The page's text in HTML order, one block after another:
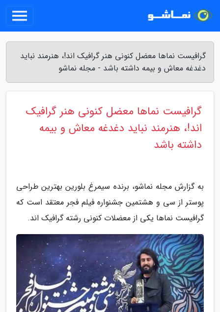
گرافیست نماها معضل کنونی هنر گرافیک اند!، هنرمند نباید
دغدغه معاش و بیمه داشته باشد - مجله نماشو
گرافیست نماها معضل کنونی هنر گرافیک
اند!، هنرمند نباید دغدغه معاش و بیمه
داشته باشد
به گزارش مجله نماشو، برنده سیمرغ بلورین بهترین طراحی
پوستر از سی و هشتمین جشنواره فیلم فجر معتقد است که
گرافیست نماها یکی از معضلات کنونی رشته گرافیک اند.